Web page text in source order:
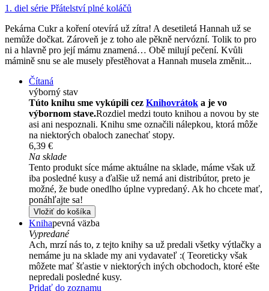
1. diel série Přátelství plné koláčů
Pekárna Cukr a koření otevírá už zítra! A desetiletá Hannah už se
nemůže dočkat. Zároveň je z toho ale pěkně nervózní. Tolik to pro
ni a hlavně pro její mámu znamená… Obě milují pečení. Kvůli
mámině snu se ale musely přestěhovat a Hannah musela změnit...
Čítaná
výborný stav
Túto knihu sme vykúpili cez Knihovrátok a je vo
výbornom stave.Rozdiel medzi touto knihou a novou by ste
asi ani nespoznali. Knihu sme označili nálepkou, ktorá môže
na niektorých obaloch zanechať stopy.
6,39 €
Na sklade
Tento produkt síce máme aktuálne na sklade, máme však už
iba posledné kusy a ďalšie už nemá ani distribútor, preto je
možné, že bude onedlho úplne vypredaný. Ak ho chcete mať,
ponáhľajte sa!
Vložiť do košíka
Knihapevná väzba
Vypredané
Ach, mrzí nás to, z tejto knihy sa už predali všetky výtlačky a
nemáme ju na sklade my ani vydavateľ :( Teoreticky však
môžete mať šťastie v niektorých iných obchodoch, ktoré ešte
nepredali posledné kusy.
Pridať do zoznamu